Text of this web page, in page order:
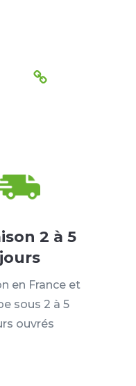
2 à 5
jours
en France et
sous 2 à 5
ouvrés